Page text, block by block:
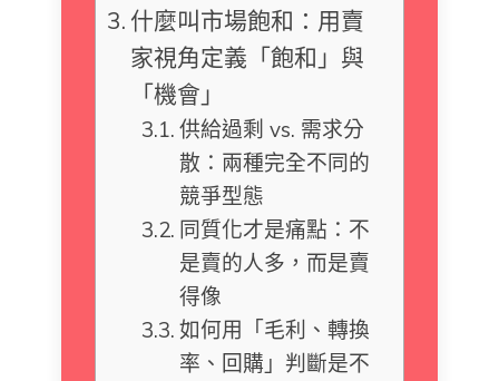
什麼叫市場飽和：用賣
家視角定義「飽和」與
「機會」
供給過剩 vs. 需求分
散：兩種完全不同的
競爭型態
同質化才是痛點：不
是賣的人多，而是賣
得像
如何用「毛利、轉換
率、回購」判斷是不